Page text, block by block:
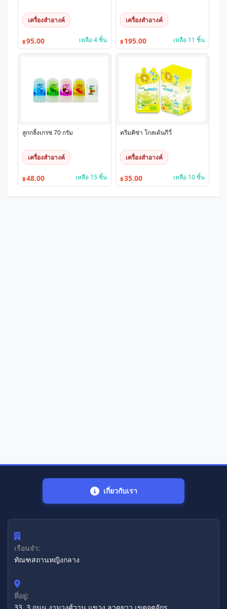
เครื่องสำอางค์
฿95.00 เหลือ 4 ชิ้น
เครื่องสำอางค์
฿ 195.00 เหลือ 11 ชิ้น
ลูกกลิ้งเกรซ 70 กรัม
เครื่องสำอางค์
฿48.00 เหลือ 15 ชิ้น
ครีมคิซ่า โกลเด้นกีวี่
เครื่องสำอางค์
฿35.00 เหลือ 10 ชิ้น
เกี่ยวกับเรา
เรือนจำ:
ทัณฑสถานหญิงกลาง
ที่อยู่: